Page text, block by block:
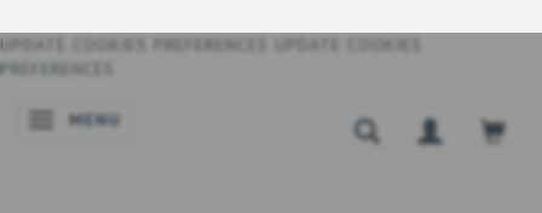
UPDATE COOKIES PREFERENCES
UPDATE COOKIES
PREFERENCES
SKIFTE NAVIGATION
MENU